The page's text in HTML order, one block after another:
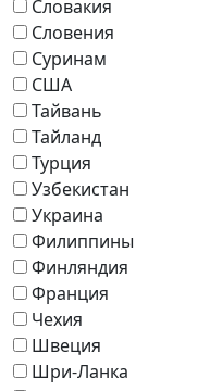
Словакия
Словения
Суринам
США
Тайвань
Тайланд
Турция
Узбекистан
Украина
Филиппины
Финляндия
Франция
Чехия
Швеция
Шри-Ланка